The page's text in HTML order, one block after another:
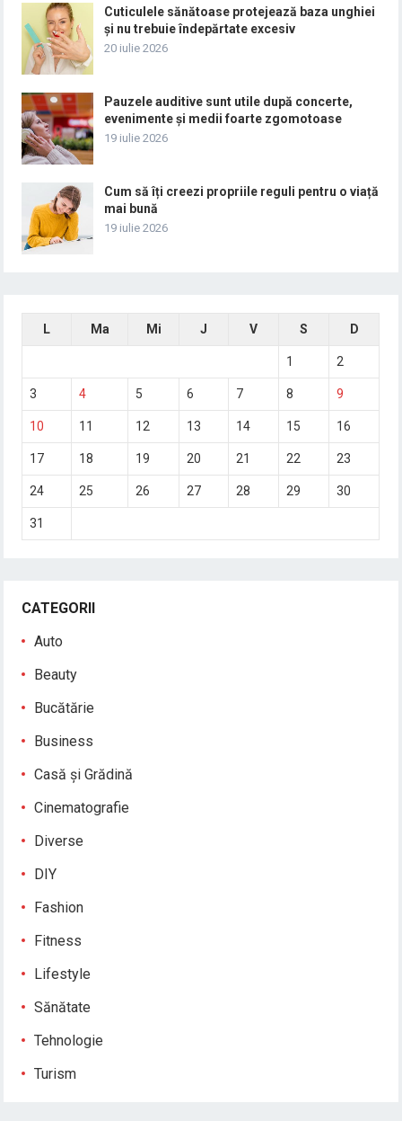
Cuticulele sănătoase protejează baza unghiei
și nu trebuie îndepărtate excesiv
20 iulie 2026
Pauzele auditive sunt utile după concerte,
evenimente și medii foarte zgomotoase
19 iulie 2026
Cum să îți creezi propriile reguli pentru o viață
mai bună
19 iulie 2026
L Ma Mi J V S D
1 2
3 4 5 6 7 8 9
10 11 12 13 14 15 16
17 18 19 20 21 22 23
24 25 26 27 28 29 30
31
CATEGORII
Auto
Beauty
Bucătărie
Business
Casă și Grădină
Cinematografie
Diverse
DIY
Fashion
Fitness
Lifestyle
Sănătate
Tehnologie
Turism